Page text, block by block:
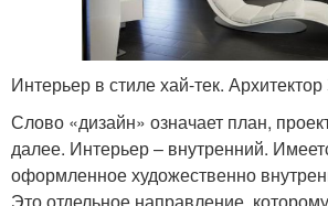
Интерьер в стиле хай-тек.
Слово «дизайн» означает план,
далее. Интерьер – внутренний.
оформленное художественно
Это отдельное направление,